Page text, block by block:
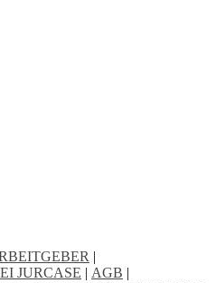
|
JURCASE | AGB |